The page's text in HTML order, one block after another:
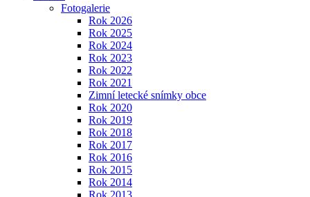
Fotogalerie
Rok 2026
Rok 2025
Rok 2024
Rok 2023
Rok 2022
Rok 2021
Zimní letecké snímky obce
Rok 2020
Rok 2019
Rok 2018
Rok 2017
Rok 2016
Rok 2015
Rok 2014
Rok 2013